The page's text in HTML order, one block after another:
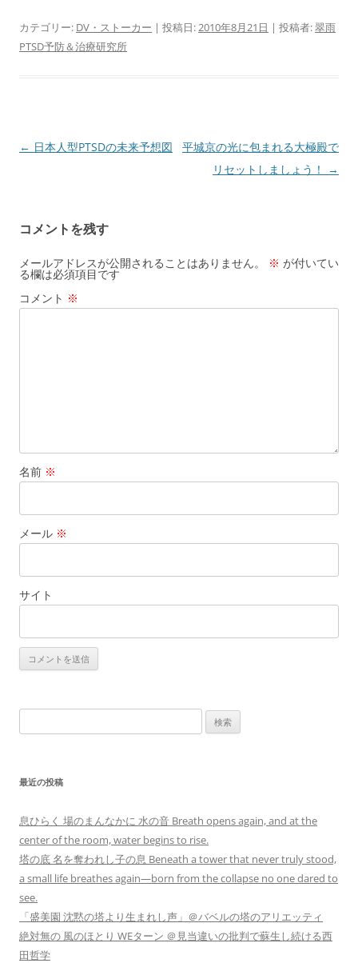
カテゴリー: DV・ストーカー | 投稿日:2010年8月21日 | 投稿者:翠雨
PTSD予防＆治療研究所
投
ゲ
ー
シ
ョ
← 日本人型PTSDの未来予想図
平城京の光に包まれる大極殿で
リセットしましょう！
→
コメントを残す
メールアドレスが公開されることはありません。 ※ が付いてい
る欄は必須項目です
コメント ※
名前 ※
メール ※
サイト
索:
最近の投稿
息ひらく 場のまんなかに 水の音 Breath opens again, and at the
center of the room, water begins to rise.
塔の底 名を奪われし子の息 Beneath a tower that never truly stood,
a small life breathes again—born from the collapse no one dared to
see.
「盛美園 沈黙の塔より生まれし声」＠バベルの塔のアリエッティ
絶対無の 風のほとり WEターン ＠見当違いの批判で蘇生し続ける西
田哲学